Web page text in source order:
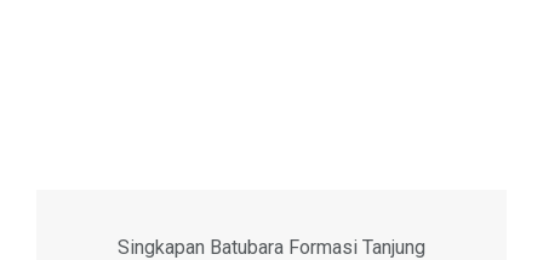
Singkapan Batubara Formasi Tanjung